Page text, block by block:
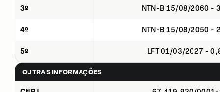
3º NTN-B 15/08/2060 -
4º NTN-B 15/08/2050 -
5º LFT 01/03/2027 -
OUTRAS INFORMAÇÕES